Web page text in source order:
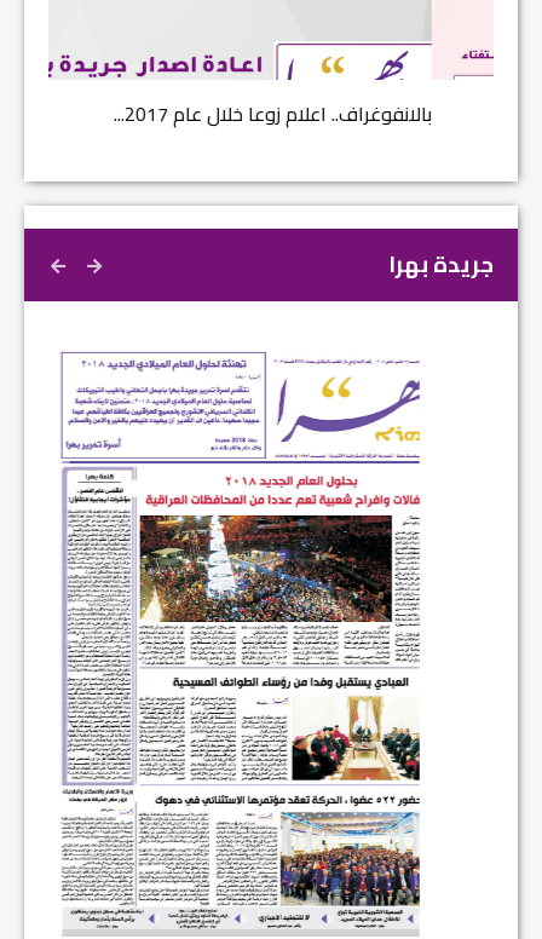
بالانفوغراف.. اعلام زوعا خلال عام 2017...
جريدة بهرا